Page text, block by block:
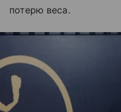
потерю веса.